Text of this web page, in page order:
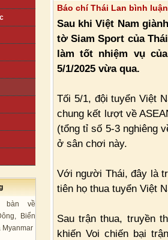
bàn về
Biển
Báo chí Thái Lan bình
Sau khi Việt Nam
tờ Siam Sport của
làm tốt nhiệm vụ
5/1/2025 vừa qua.
Tối 5/1, đội tuyển Việt
chung kết lượt về
(tổng tỉ số 5-3 nghiêng
ở sân chơi này.
Với người Thái, đây là
tiên họ thua tuyển Việt
Sau trận thua, truyền
khiến Voi chiến bại